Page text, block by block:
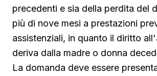
precedenti e sia della perdita del
più di nove mesi a prestazioni
assistenziali, in quanto il diritto
deriva dalla madre o donna
La domanda deve essere